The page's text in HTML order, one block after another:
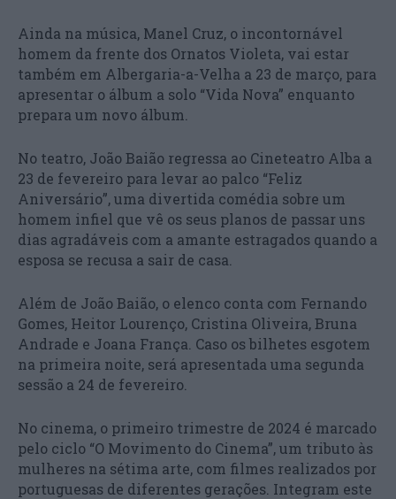
Ainda na música, Manel Cruz, o incontornável
homem da frente dos Ornatos Violeta, vai estar
também em Albergaria-a-Velha a 23 de março, para
apresentar o álbum a solo “Vida Nova” enquanto
prepara um novo álbum.
No teatro, João Baião regressa ao Cineteatro Alba a
23 de fevereiro para levar ao palco “Feliz
Aniversário”, uma divertida comédia sobre um
homem infiel que vê os seus planos de passar uns
dias agradáveis com a amante estragados quando a
esposa se recusa a sair de casa.
Além de João Baião, o elenco conta com Fernando
Gomes, Heitor Lourenço, Cristina Oliveira, Bruna
Andrade e Joana França. Caso os bilhetes esgotem
na primeira noite, será apresentada uma segunda
sessão a 24 de fevereiro.
No cinema, o primeiro trimestre de 2024 é marcado
pelo ciclo “O Movimento do Cinema”, um tributo às
mulheres na sétima arte, com filmes realizados por
portuguesas de diferentes gerações. Integram este